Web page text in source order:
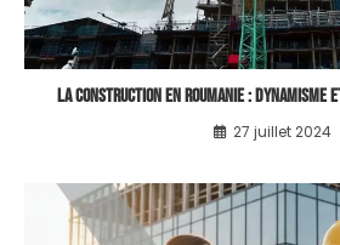
La Construction en Roumanie : Dynamisme
27 juillet 2024